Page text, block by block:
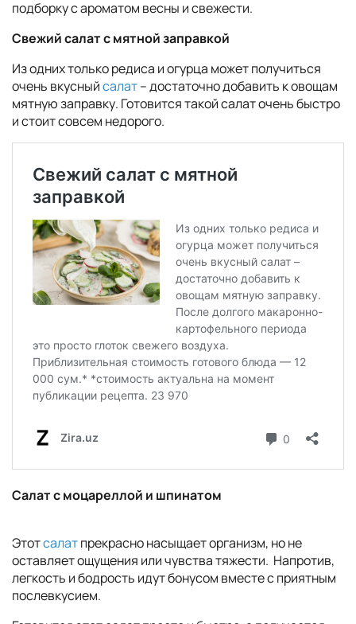
подборку с ароматом весны и свежести.
Свежий салат с мятной заправкой
Из одних только редиса и огурца может получиться
очень вкусныйсалат– достаточно добавить к овощам
мятную заправку. Готовится такой салат очень быстро
и стоит совсем недорого.
Салат с моцареллой и шпинатом
Этотсалатпрекрасно насыщает организм, но не
оставляет ощущения или чувства тяжести. Напротив,
легкость и бодрость идут бонусом вместе с приятным
послевкусием.